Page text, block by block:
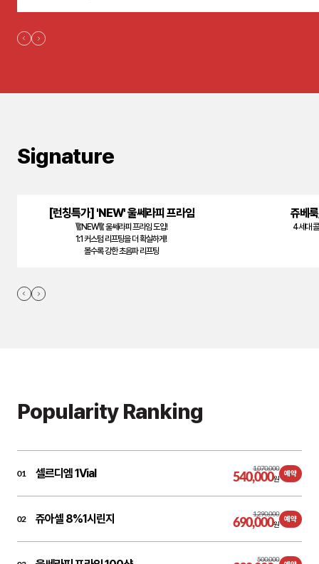
Signature
[런칭특가] 'NEW' 울쎄라피 프라임
\\\'NEW\\\' 울쎄라피 프라임 도입!
1:1 커스텀 리프팅을 더 확실하게!
볼수록 강한 초음파 리프팅
쥬베
4세대
Popularity Ranking
01 셀르디엠 1Vial 1,070,000
540,000원
예약
02 쥬아셀 8%1시린지 1,290,000
690,000원
예약
500,000